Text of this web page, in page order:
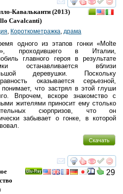
смотреть
Кавальканти (2013)
Cavalcanti)
Короткометражка драма
одного из этапов гонки «Molte
проходившего в Италии,
главного героя в результате
останавливается вблизи
деревушки. Поскольку
оказывается серьезной,
понимает, что застрял в этой глуши
Впрочем, вскоре знакомство с
жителями приносит ему столько
сюрпризов, что он
забывает о гонке, в которой
Скачать
смотреть
29